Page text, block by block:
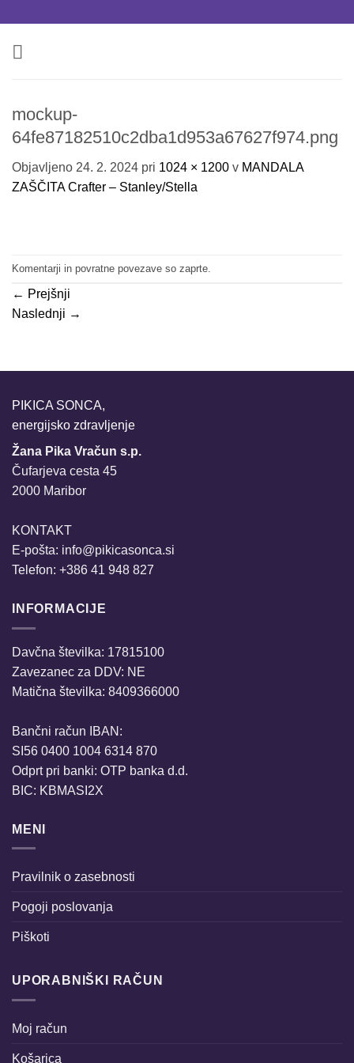
vsebino
mockup-
64fe87182510c2dba1d953a67627f974.png
Objavljeno 24. 2. 2024 pri 1024 × 1200 v MANDALA
ZAŠČITA Crafter – Stanley/Stella
Komentarji in povratne povezave so zaprte.
← Prejšnji
Naslednji →
PIKICA SONCA,
energijsko zdravljenje
Žana Pika Vračun s.p.
Čufarjeva cesta 45
2000 Maribor
KONTAKT
E-pošta: info@pikicasonca.si
Telefon: +386 41 948 827
INFORMACIJE
Davčna številka: 17815100
Zavezanec za DDV: NE
Matična številka: 8409366000
Bančni račun IBAN:
SI56 0400 1004 6314 870
Odprt pri banki: OTP banka d.d.
BIC: KBMASI2X
MENI
Pravilnik o zasebnosti
Pogoji poslovanja
Piškoti
UPORABNIŠKI RAČUN
Moj račun
Košarica